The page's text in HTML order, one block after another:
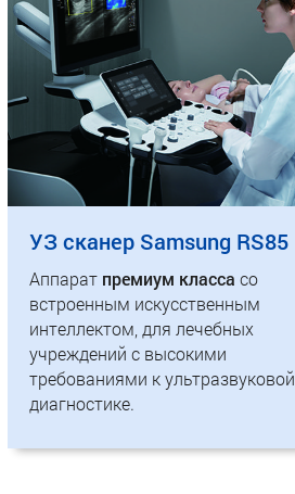
УЗ сканер Samsung RS85
Аппарат премиум класса со
встроенным искусственным
интеллектом, для лечебных
учреждений с высокими
требованиями к ультразвуковой
диагностике.